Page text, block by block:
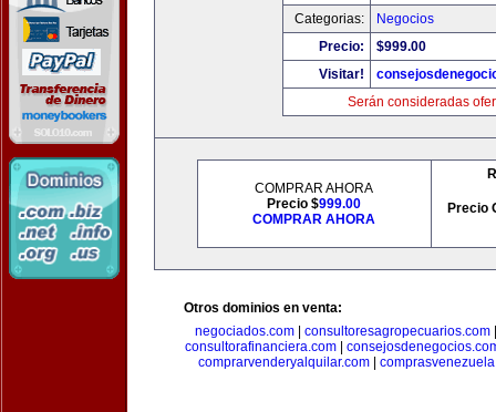
Categorias:
Negocios
Precio:
$999.00
Visitar!
Serán consideradas
COMPRAR AHORA
Precio $999.00
COMPRAR AHORA
Precio
Otros dominios en venta:
negociados.com
consultoresagropecuarios.com
consultorafinanciera.com|
comprarvenderyalquilar.com|